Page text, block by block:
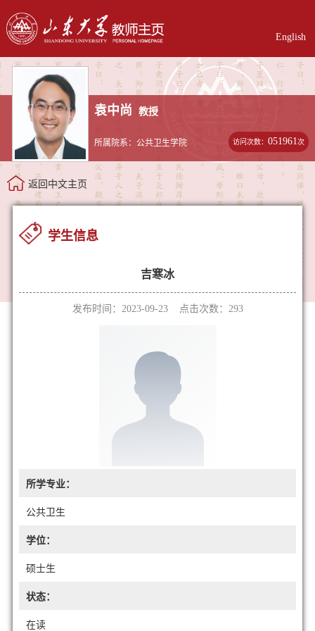
English
袁中尚 教授
所属院系：公共卫生学院 访问次数：051961次
返回中文主页
学生信息
吉寒冰
发布时间：2023-09-23 点击次数： 293
所学专业：
公共卫生
学位：
硕士生
状态：
在读